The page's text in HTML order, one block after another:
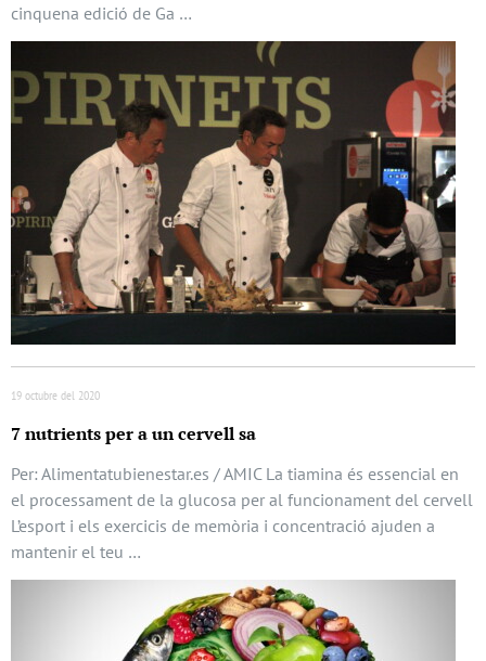
cinquena edició de Ga …
19 octubre del 2020
7 nutrients per a un cervell sa
Per: Alimentatubienestar.es / AMIC La tiamina és essencial en
el processament de la glucosa per al funcionament del cervell
L’esport i els exercicis de memòria i concentració ajuden a
mantenir el teu …